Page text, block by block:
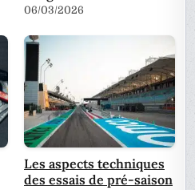
06/03/2026
Les aspects techniques
des essais de pré-saison